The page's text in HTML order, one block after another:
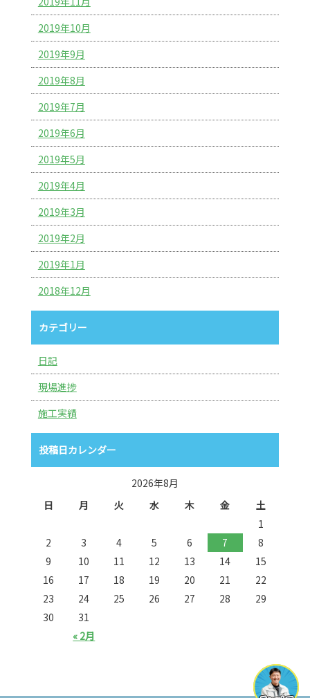
2019年10月
2019年9月
2019年8月
2019年7月
2019年6月
2019年5月
2019年4月
2019年3月
2019年2月
2019年1月
2018年12月
カテゴリー
日記
現場進捗
施工実績
投稿日カレンダー
2026年8月
日
月 火 水 木 金 土
« 2月
1
2
3 4 5 6 7
8
9
10 11 12 13 14
15
16
17 18 19 20 21
22
23
24 25 26 27 28
29
30
31